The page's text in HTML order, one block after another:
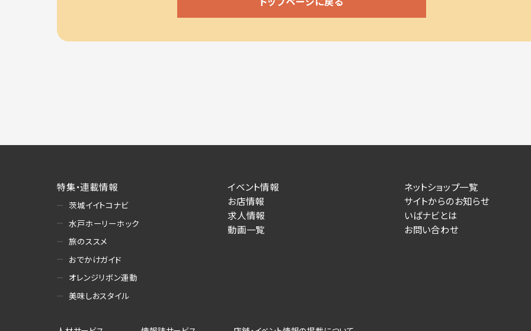
特集・連載情報
茨城イイトコナビ
水戸ホーリーホック
旅のススメ
おでかけガイド
オレンジリボン運動
美味しおスタイル
イベント情報
お店情報
求人情報
動画一覧
ネットショップ一覧
サイトからのお知らせ
いばナビとは
お問い合わせ